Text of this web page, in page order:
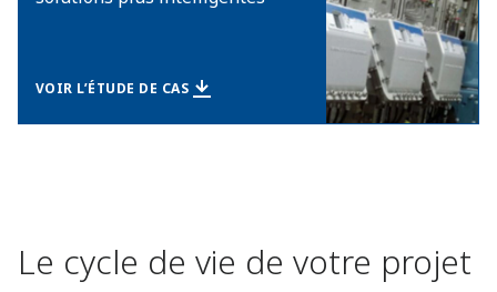
VOIR L’ÉTUDE DE CAS
Le cycle de vie de votre projet